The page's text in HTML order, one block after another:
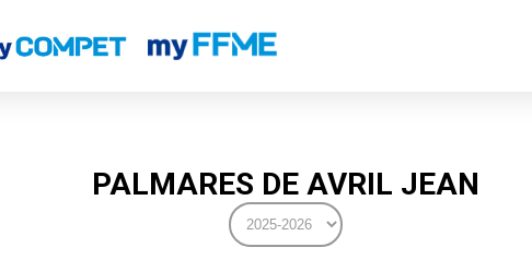
PALMARES DE AVRIL JEAN